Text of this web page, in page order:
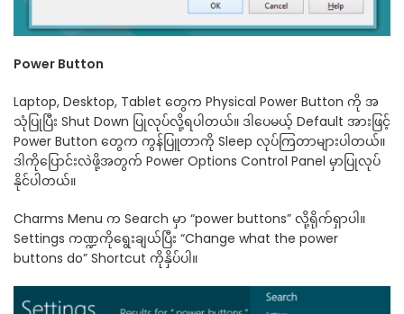
Power Button
Laptop, Desktop, Tablet တွေက Physical Power Button ကို အ
သုံပြုပြီး Shut Down ပြုလုပ်လို့ရပါတယ်။ ဒါပေမယ့် Default အားဖြင့်
Power Button တွေက ကွန်ပြူတာကို Sleep လုပ်ကြတာများပါတယ်။
ဒါကိုပြောင်းလဲဖို့အတွက် Power Options Control Panel မှာပြုလုပ်
နိုင်ပါတယ်။
Charms Menu က Search မှာ “power buttons” လို့ရိုက်ရှာပါ။
Settings ကဏ္ဍကိုရွေးချယ်ပြီး “Change what the power
buttons do” Shortcut ကိုနှိပ်ပါ။